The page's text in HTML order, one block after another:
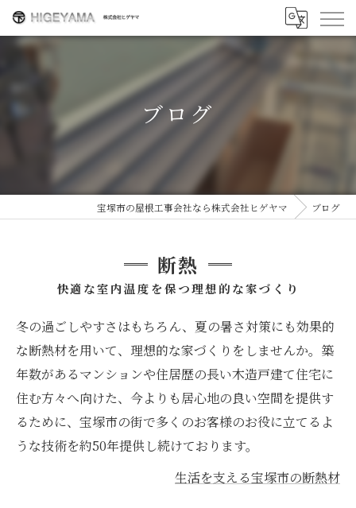
ブログ
宝塚市の屋根工事会社なら株式会社ヒゲヤマ ブログ
断熱
快適な室内温度を保つ理想的な家づくり
冬の過ごしやすさはもちろん、夏の暑さ対策にも効果的
な断熱材を用いて、理想的な家づくりをしませんか。築
年数があるマンションや住居歴の長い木造戸建て住宅に
住む方々へ向けた、今よりも居心地の良い空間を提供す
るために、宝塚市の街で多くのお客様のお役に立てるよ
うな技術を約50年提供し続けております。
生活を支える宝塚市の断熱材